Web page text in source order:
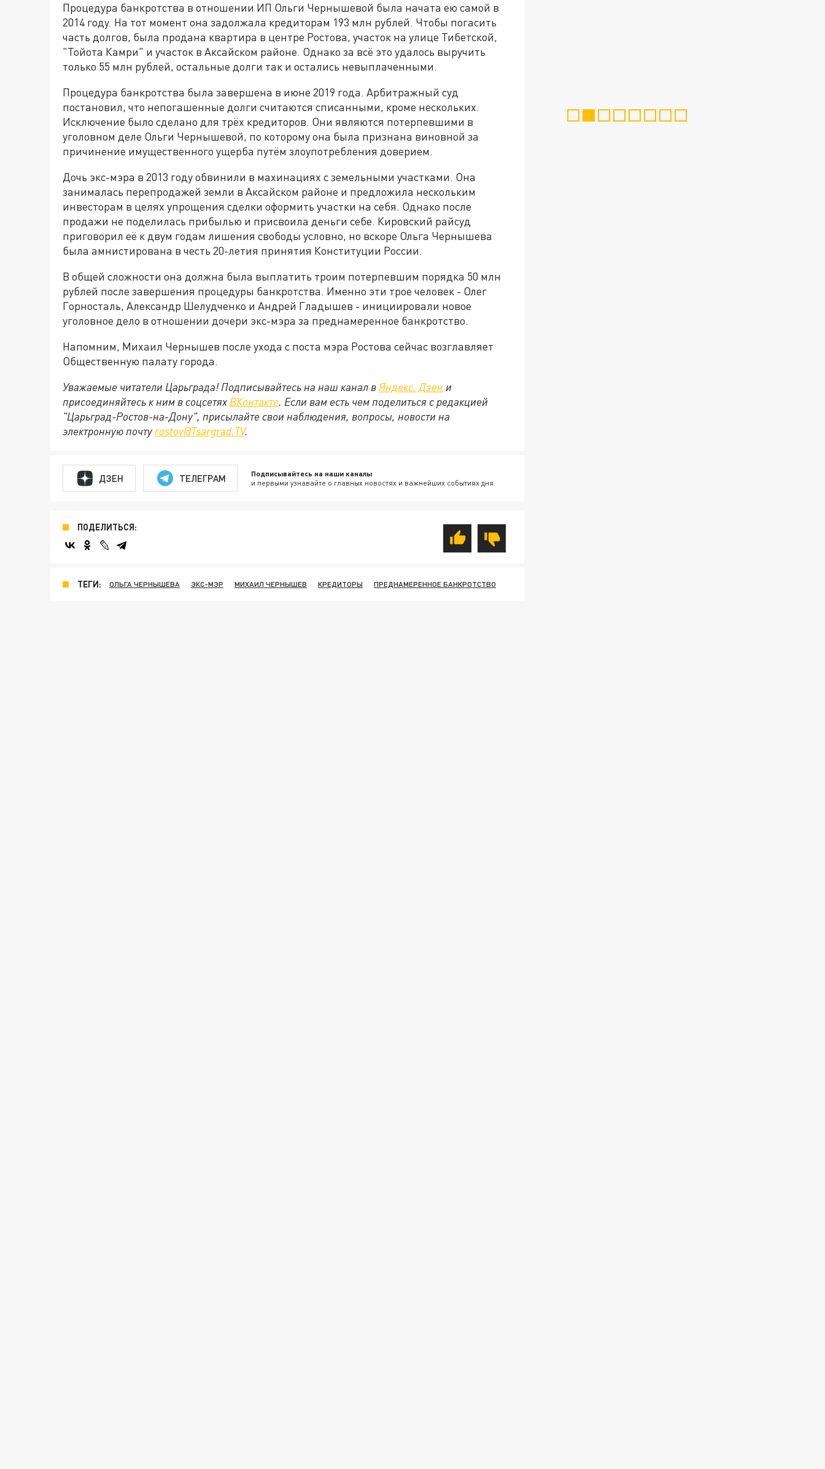
Процедура банкротства в отношении ИП Ольги Чернышевой была начата ею самой в
2014 году. На тот момент она задолжала кредиторам 193 млн рублей. Чтобы погасить
часть долгов, была продана квартира в центре Ростова, участок на улице Тибетской,
"Тойота Камри" и участок в Аксайском районе. Однако за всё это удалось выручить
только 55 млн рублей, остальные долги так и остались невыплаченными.
Процедура банкротства была завершена в июне 2019 года. Арбитражный суд
постановил, что непогашенные долги считаются списанными, кроме нескольких.
Исключение было сделано для трёх кредиторов. Они являются потерпевшими в
уголовном деле Ольги Чернышевой, по которому она была признана виновной за
причинение имущественного ущерба путём злоупотребления доверием.
Дочь экс-мэра в 2013 году обвинили в махинациях с земельными участками. Она
занималась перепродажей земли в Аксайском районе и предложила нескольким
инвесторам в целях упрощения сделки оформить участки на себя. Однако после
продажи не поделилась прибылью и присвоила деньги себе. Кировский райсуд
приговорил её к двум годам лишения свободы условно, но вскоре Ольга Чернышева
была амнистирована в честь 20-летия принятия Конституции России.
В общей сложности она должна была выплатить троим потерпевшим порядка 50 млн
рублей после завершения процедуры банкротства. Именно эти трое человек - Олег
Горносталь, Александр Шелудченко и Андрей Гладышев - инициировали новое
уголовное дело в отношении дочери экс-мэра за преднамеренное банкротство.
Напомним, Михаил Чернышев после ухода с поста мэра Ростова сейчас возглавляет
Общественную палату города.
Уважаемые читатели Царьграда! Подписывайтесь на наш канал вЯндекс. Дзен и
присоединяйтесь к ним в соцсетях ВКонтакте. Если вам есть чем поделиться с редакцией
"Царьград-Ростов-на-Дону", присылайте свои наблюдения, вопросы, новости на
электронную почту rostov@Tsargrad.ТV.
ДЗЕН ТЕЛЕГРАМ Подписывайтесь на наши каналы
и первыми узнавайте о главных новостях и важнейших событиях дня.
ПОДЕЛИТЬСЯ:
ТЕГИ: ОЛЬГА ЧЕРНЫШЕВА ЭКС-МЭР МИХАИЛ ЧЕРНЫШЕВ КРЕДИТОРЫ ПРЕДНАМЕРЕННОЕ БАНКРОТСТВО